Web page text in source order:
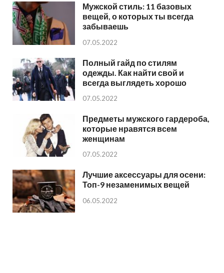
Мужской стиль: 11 базовых
вещей, о которых ты всегда
забываешь
07.05.2022
Полный гайд по стилям
одежды. Как найти свой и
всегда выглядеть хорошо
07.05.2022
Предметы мужского гардероба,
которые нравятся всем
женщинам
07.05.2022
Лучшие аксессуары для осени:
Топ-9 незаменимых вещей
06.05.2022